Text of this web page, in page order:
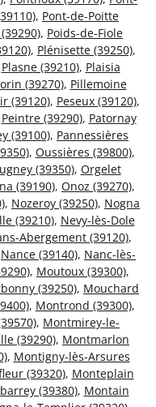
, Pont-de-Poitte
, Poids-de-Fiole
, Plénisette (39250),
Plasne (39210), Plaisia
(39270), Pillemoine
(39120), Peseux (39120),
Peintre (39290), Patornay
(39100), Pannessières
, Oussières (39800),
(39350), Orgelet
(39190), Onoz (39270),
, Nozeroy (39250), Nogna
(39210), Nevy-lès-Dole
Abergement (39120),
Nance (39140), Nanc-lès-
, Moutoux (39300),
(39250), Mouchard
, Montrond (39300),
, Montmirey-le-
(39290), Montmarlon
, Montigny-lès-Arsures
(39320), Monteplain
(39380), Montain